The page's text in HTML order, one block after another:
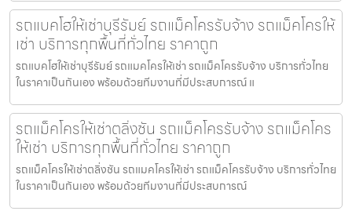
รถแบคโฮให้เช่าบุรีรัมย์ รถแม็คโครรับจ้าง รถแม็คโครให้
เช่า บริการทุกพื้นที่ทั่วไทย ราคาถูก
รถแบคโฮให้เช่าบุรีรัมย์ รถแมคโครให้เช่า รถแม็คโครรับจ้าง บริการทั่วไทย
ในราคาเป็นกันเอง พร้อมด้วยทีมงานที่มีประสบการณ์ แ
รถแม็คโครให้เช่าตลิ่งชัน รถแม็คโครรับจ้าง รถแม็คโคร
ให้เช่า บริการทุกพื้นที่ทั่วไทย ราคาถูก
รถแม็คโครให้เช่าตลิ่งชัน รถแมคโครให้เช่า รถแม็คโครรับจ้าง บริการทั่วไทย
ในราคาเป็นกันเอง พร้อมด้วยทีมงานที่มีประสบการณ์